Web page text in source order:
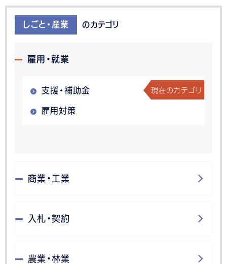
しごと・産業 のカテゴリ
雇用・就業
支援・補助金 現在のカテゴリ
雇用対策
商業・工業
入札・契約
農業・林業